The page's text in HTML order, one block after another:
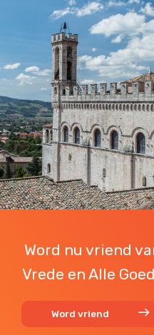
Word nu vriend
Vrede en Alle
Word vriend